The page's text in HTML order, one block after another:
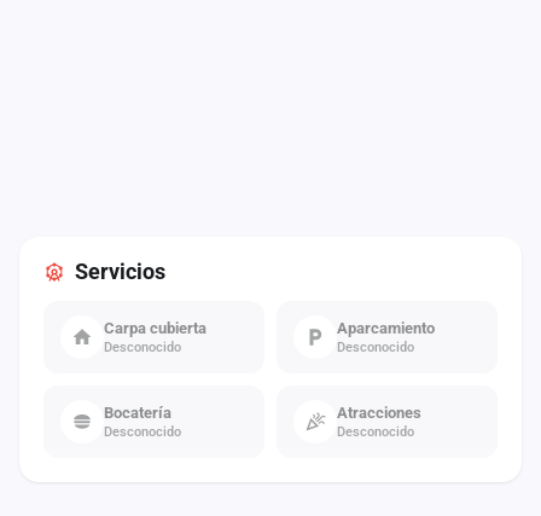
Servicios
Carpa cubierta
Desconocido
Aparcamiento
Desconocido
Bocatería
Desconocido
Atracciones
Desconocido